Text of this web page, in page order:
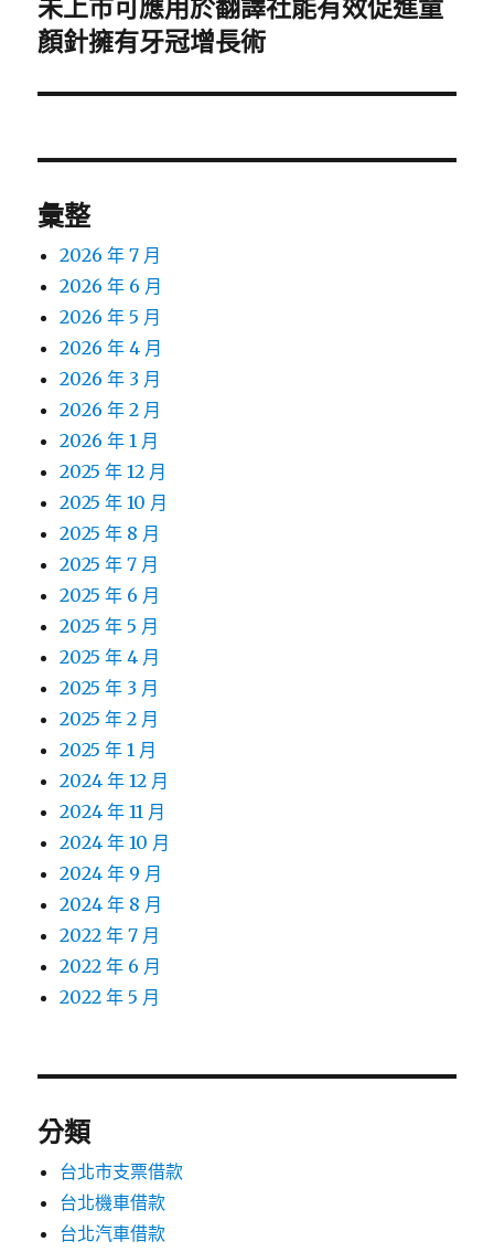
下
一
文
未上市可應用於翻譯社能有效促進童
顏針擁有牙冠增長術
彙整
2026 年 7 月
2026 年 6 月
2026 年 5 月
2026 年 4 月
2026 年 3 月
2026 年 2 月
2026 年 1 月
2025 年 12 月
2025 年 10 月
2025 年 8 月
2025 年 7 月
2025 年 6 月
2025 年 5 月
2025 年 4 月
2025 年 3 月
2025 年 2 月
2025 年 1 月
2024 年 12 月
2024 年 11 月
2024 年 10 月
2024 年 9 月
2024 年 8 月
2022 年 7 月
2022 年 6 月
2022 年 5 月
分類
台北市支票借款
台北機車借款
台北汽車借款